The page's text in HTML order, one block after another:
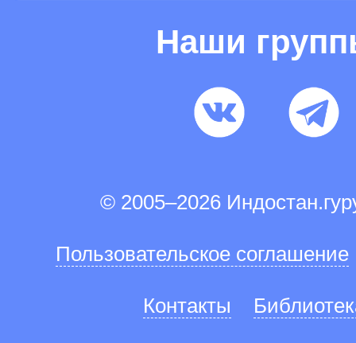
Наши
© 2005–2026
Пользовательское соглашение
Контакты